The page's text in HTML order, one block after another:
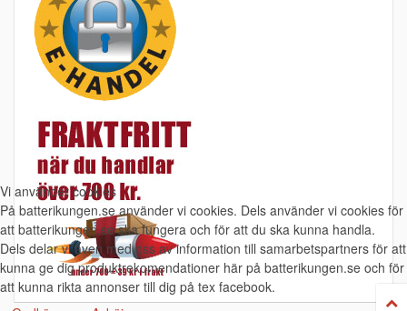
Vi använder cookies
På batterikungen.se använder vi cookies. Dels använder vi cookies för
att batterikungen.se ska fungera och för att du ska kunna handla.
Dels delar vi även med oss av information till samarbetspartners för att
kunna ge dig produktrekomendationer här på batterikungen.se och för
att kunna rikta annonser till dig på tex facebook.